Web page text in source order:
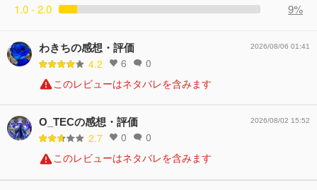
1.0 - 2.0
9%
わきちの感想・評価
4.2 6 0
2026/08/06 01:41
このレビューはネタバレを含みます
O_TECの感想・評価
2.7 0 0
2026/08/02 15:52
このレビューはネタバレを含みます